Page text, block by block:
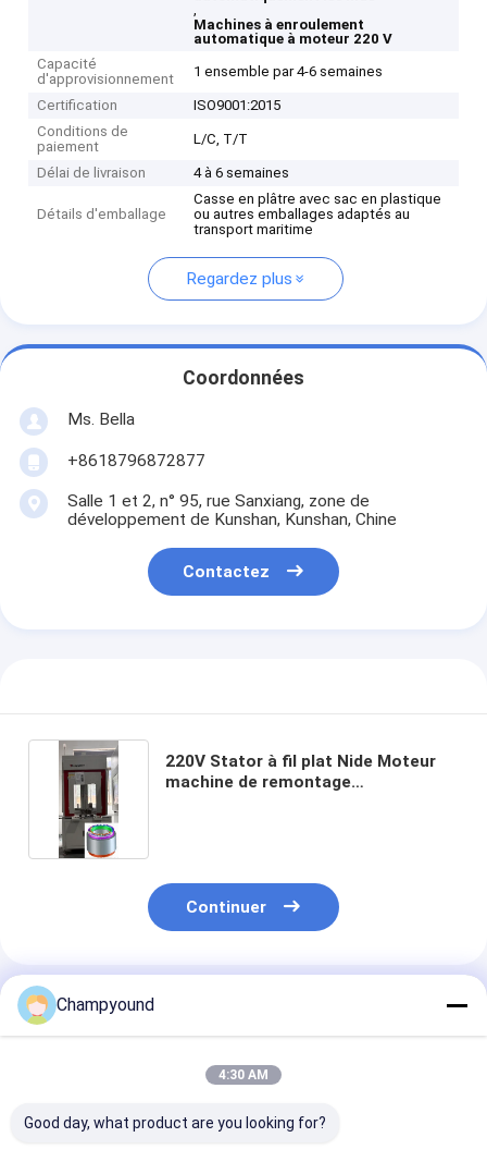
,
Machines à enroulement
automatique à moteur 220 V
Capacité
d'approvisionnement
1 ensemble par 4-6 semaines
Certification
ISO9001:2015
Conditions de
paiement
L/C, T/T
Délai de livraison 4 à 6 semaines
Détails d'emballage
Casse en plâtre avec sac en plastique
ou autres emballages adaptés au
transport maritime
Regardez plus
Coordonnées
Ms. Bella
+8618796872877
Salle 1 et 2, n° 95, rue Sanxiang, zone de
développement de Kunshan, Kunshan, Chine
Contactez
220V Stator à fil plat Nide Moteur
machine de remontage
Continuer
Produits Recommandés
Champyound
4:30 AM
Good day, what product are you looking for?